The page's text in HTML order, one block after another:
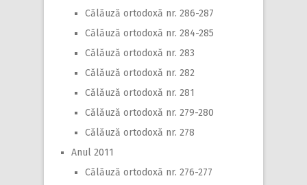
Călăuză ortodoxă nr. 286-287
Călăuză ortodoxă nr. 284-285
Călăuză ortodoxă nr. 283
Călăuză ortodoxă nr. 282
Călăuză ortodoxă nr. 281
Călăuză ortodoxă nr. 279-280
Călăuză ortodoxă nr. 278
Anul 2011
Călăuză ortodoxă nr. 276-277